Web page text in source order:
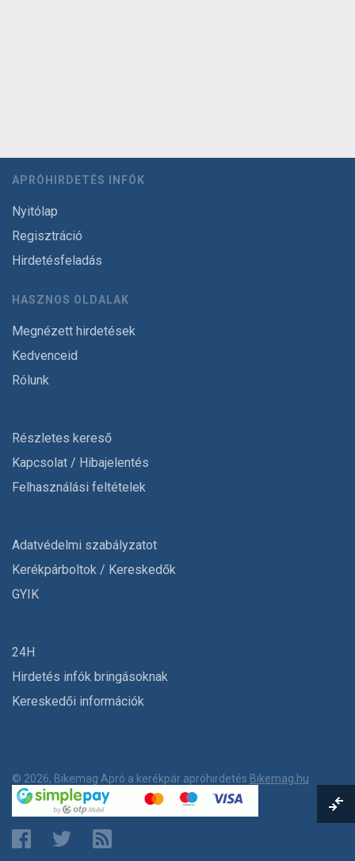
APRÓHIRDETÉS INFÓK
Nyitólap
Regisztráció
Hirdetésfeladás
HASZNOS OLDALAK
Megnézett hirdetések
Kedvenceid
Rólunk
Részletes kereső
Kapcsolat / Hibajelentés
Felhasználási feltételek
Adatvédelmi szabályzatot
Kerékpárboltok / Kereskedők
GYIK
24H
Hirdetés infók bringásoknak
Kereskedői információk
© 2026, Bikemag Apró a kerékpár apróhirdetés Bikemag.hu